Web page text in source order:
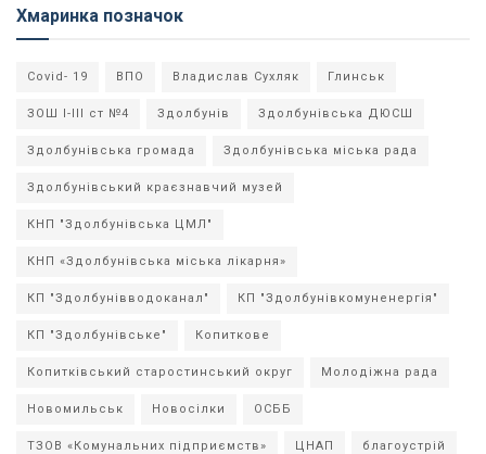
Хмаринка позначок
Covid- 19 ВПО Владислав Сухляк Глинськ
ЗОШ І-ІІІ ст №4 Здолбунів Здолбунівська ДЮСШ
Здолбунівська громада Здолбунівська міська рада
Здолбунівський краєзнавчий музей
КНП "Здолбунівська ЦМЛ"
КНП «Здолбунівська міська лікарня»
КП "Здолбунівводоканал" КП "Здолбунівкомуненергія"
КП "Здолбунівське" Копиткове
Копитківський старостинський округ Молодіжна рада
Новомильськ Новосілки ОСББ
ТЗОВ «Комунальних підприємств» ЦНАП благоустрій